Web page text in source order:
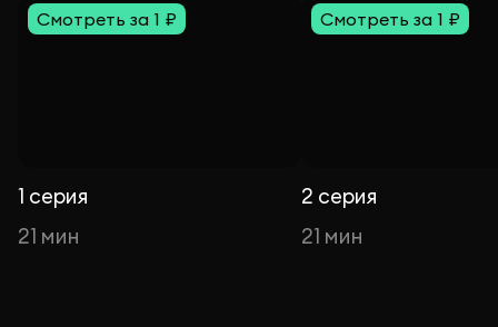
Смотреть за 1 ₽
1 серия
21 мин
Смотреть за 1 ₽
2 серия
21 мин